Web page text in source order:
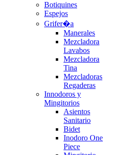
Botiquines
Espejos
Grifer�a
Manerales
Mezcladora
Lavabos
Mezcladora
Tina
Mezcladoras
Regaderas
Innodoros y
Mingitorios
Asientos
Sanitario
Bidet
Inodoro One
Piece